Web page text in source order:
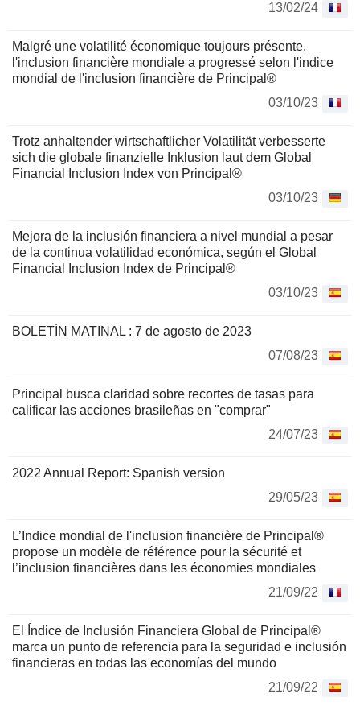
13/02/24
Malgré une volatilité économique toujours présente,
l'inclusion financière mondiale a progressé selon l'indice
mondial de l'inclusion financière de Principal®
03/10/23
Trotz anhaltender wirtschaftlicher Volatilität verbesserte
sich die globale finanzielle Inklusion laut dem Global
Financial Inclusion Index von Principal®
03/10/23
Mejora de la inclusión financiera a nivel mundial a pesar
de la continua volatilidad económica, según el Global
Financial Inclusion Index de Principal®
03/10/23
BOLETÍN MATINAL : 7 de agosto de 2023
07/08/23
Principal busca claridad sobre recortes de tasas para
calificar las acciones brasileñas en "comprar"
24/07/23
2022 Annual Report: Spanish version
29/05/23
L’Indice mondial de l'inclusion financière de Principal®
propose un modèle de référence pour la sécurité et
l’inclusion financières dans les économies mondiales
21/09/22
El Índice de Inclusión Financiera Global de Principal®
marca un punto de referencia para la seguridad e inclusión
financieras en todas las economías del mundo
21/09/22